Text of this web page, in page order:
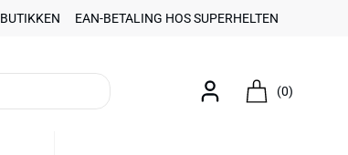
BUTIKKEN EAN-BETALING HOS SUPERHELTEN
(0)